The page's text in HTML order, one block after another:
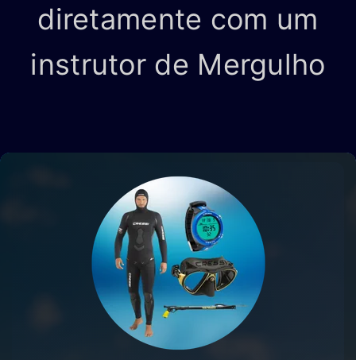
diretamente com um
instrutor de Mergulho